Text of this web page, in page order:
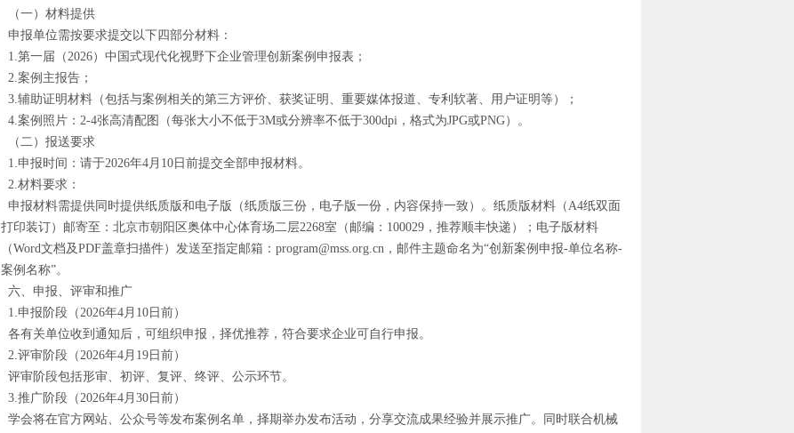
（一）材料提供
申报单位需按要求提交以下四部分材料：
1.第一届（2026）中国式现代化视野下企业管理创新案例申报表；
2.案例主报告；
3.辅助证明材料（包括与案例相关的第三方评价、获奖证明、重要媒体报道、专利软著、用户证明等）；
4.案例照片：2-4张高清配图（每张大小不低于3M或分辨率不低于300dpi，格式为JPG或PNG）。
（二）报送要求
1.申报时间：请于2026年4月10日前提交全部申报材料。
2.材料要求：
申报材料需提供同时提供纸质版和电子版（纸质版三份，电子版一份，内容保持一致）。纸质版材料（A4纸双面
打印装订）邮寄至：北京市朝阳区奥体中心体育场二层2268室（邮编：100029，推荐顺丰快递）；电子版材料
（Word文档及PDF盖章扫描件）发送至指定邮箱：program@mss.org.cn，邮件主题命名为“创新案例申报-单位名称-
案例名称”。
六、申报、评审和推广
1.申报阶段（2026年4月10日前）
各有关单位收到通知后，可组织申报，择优推荐，符合要求企业可自行申报。
2.评审阶段（2026年4月19日前）
评审阶段包括形审、初评、复评、终评、公示环节。
3.推广阶段（2026年4月30日前）
学会将在官方网站、公众号等发布案例名单，择期举办发布活动，分享交流成果经验并展示推广。同时联合机械